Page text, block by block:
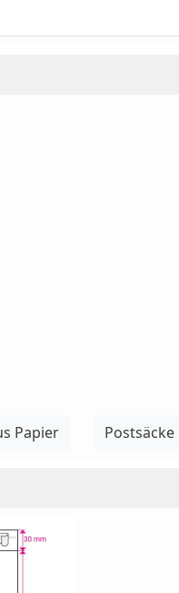
Papier Postsäcke